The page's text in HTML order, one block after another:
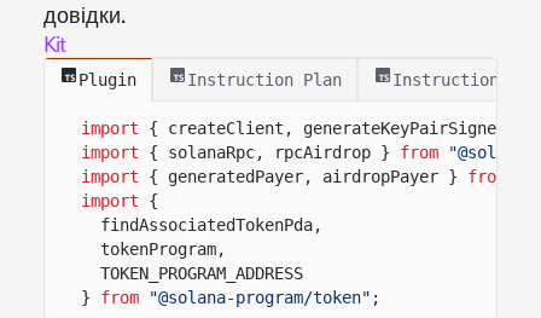
довідки.
Kit
Plugin Instruction Plan Instructions
import
{ createClient, generateKeyPairSigner,
import
{ solanaRpc, rpcAirdrop } from
import
{ generatedPayer, airdropPayer } from
import
{
findAssociatedTokenPda,
tokenProgram,
TOKEN_PROGRAM_ADDRESS
}
from "@solana-program/token" ;